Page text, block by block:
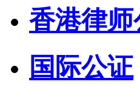
香港律师
国际公证